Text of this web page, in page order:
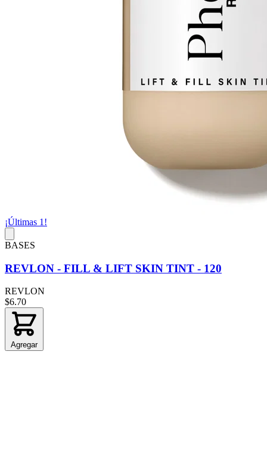
¡Últimas 1!
BASES
REVLON - FILL & LIFT SKIN TINT - 120
REVLON
$6.70
Agregar